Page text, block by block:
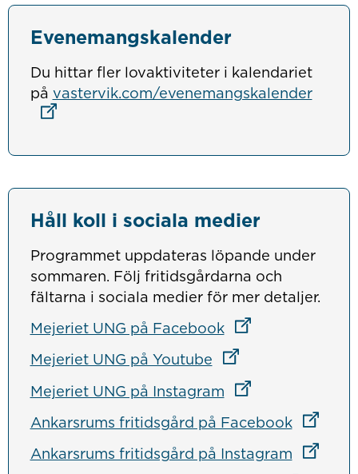
Evenemangskalender
Du hittar fler lovaktiviteter i kalendariet
på vastervik.com/evenemangskalenderLänk
Håll koll i sociala medier
Programmet uppdateras löpande under
sommaren. Följ fritidsgårdarna och
fältarna i sociala medier för mer detaljer.
Mejeriet UNG på FacebookLänk till annan
Länk till annan
Mejeriet UNG på YoutubeLänk till annan
Länk till annan
Mejeriet UNG på InstagramLänk till annan
Länk till annan
Ankarsrums fritidsgård på FacebookLänk till
Länk till
Ankarsrums fritidsgård på InstagramLänk till
Länk till